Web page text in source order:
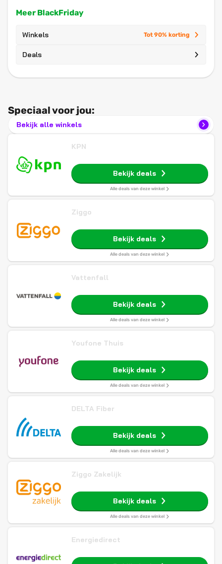
Meer BlackFriday
Winkels Tot 90% korting
Deals
Speciaal voor jou:
Bekijk alle winkels
KPN
Bekijk deals
Alle deals van deze winkel
Ziggo
Bekijk deals
Alle deals van deze winkel
Vattenfall
Bekijk deals
Alle deals van deze winkel
Youfone Thuis
Bekijk deals
Alle deals van deze winkel
DELTA Fiber
Bekijk deals
Alle deals van deze winkel
Ziggo Zakelijk
Bekijk deals
Alle deals van deze winkel
Energiedirect